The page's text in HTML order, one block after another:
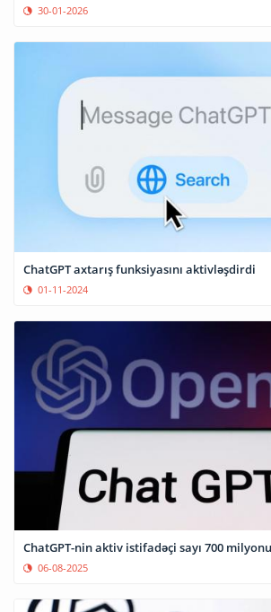
30-01-2026
ChatGPT axtarış funksiyasını aktivləşdirdi
01-11-2024
ChatGPT-nin aktiv istifadəçi sayı 700
06-08-2025